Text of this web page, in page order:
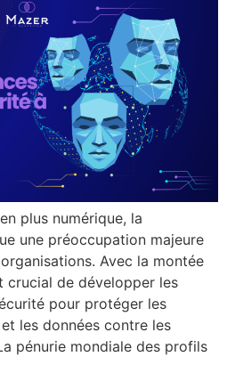
plus numérique, la
une préoccupation majeure
Avec la montée
crucial de développer les
pour protéger les
les données contre les
pénurie mondiale des profils